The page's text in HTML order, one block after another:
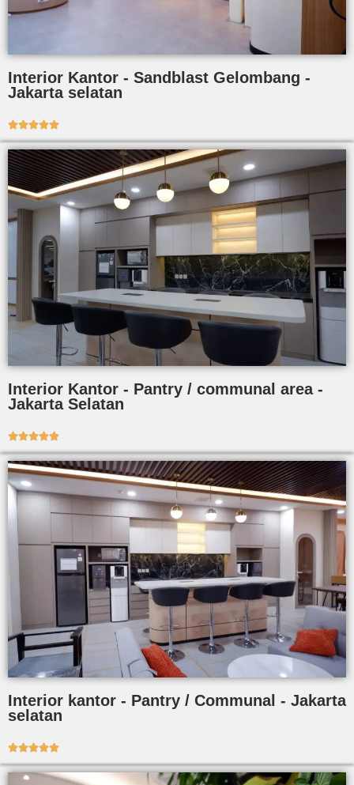
Interior Kantor - Sandblast Gelombang -
Jakarta selatan

Interior Kantor - Pantry / communal area -
Jakarta Selatan

Interior kantor - Pantry / Communal - Jakarta
selatan
